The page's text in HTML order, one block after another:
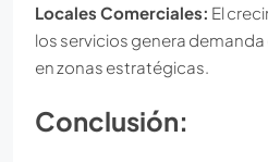
Locales Comerciales: El
los servicios genera
en zonas estratégicas.
Conclusión: